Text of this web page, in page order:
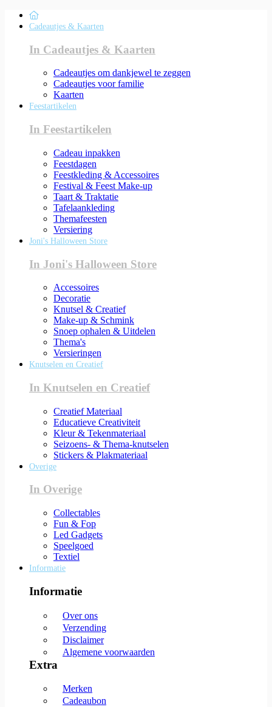
Cadeautjes & Kaarten
In Cadeautjes & Kaarten
Cadeautjes om dankjewel te zeggen
Cadeautjes voor familie
Kaarten
Feestartikelen
In Feestartikelen
Cadeau inpakken
Feestdagen
Feestkleding & Accessoires
Festival & Feest Make-up
Taart & Traktatie
Tafelaankleding
Themafeesten
Versiering
Joni's Halloween Store
In Joni's Halloween Store
Accessoires
Decoratie
Knutsel & Creatief
Make-up & Schmink
Snoep ophalen & Uitdelen
Thema's
Versieringen
Knutselen en Creatief
In Knutselen en Creatief
Creatief Materiaal
Educatieve Creativiteit
Kleur & Tekenmateriaal
Seizoens- & Thema-knutselen
Stickers & Plakmateriaal
Overige
In Overige
Collectables
Fun & Fop
Led Gadgets
Speelgoed
Textiel
Informatie
Informatie
Over ons
Verzending
Disclaimer
Algemene voorwaarden
Extra
Merken
Cadeaubon